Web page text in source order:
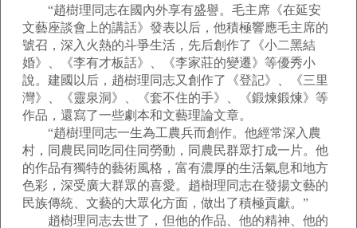
“趙樹理同志在國內外享有盛譽。毛主席《在延安
文藝座談會上的講話》發表以后，他積極響應毛主席的
號召，深入火熱的斗爭生活，先后創作了《小二黑結
婚》、《李有才板話》、《李家莊的變遷》等優秀小
說。建國以后，趙樹理同志又創作了《登記》、《三里
灣》、《靈泉洞》、《套不住的手》、《鍛煉鍛煉》等
作品，還寫了一些劇本和文藝理論文章。
“趙樹理同志一生為工農兵而創作。他經常深入農
村，同農民同吃同住同勞動，同農民群眾打成一片。他
的作品有獨特的藝術風格，富有濃厚的生活氣息和地方
色彩，深受廣大群眾的喜愛。趙樹理同志在發揚文藝的
民族傳統、文藝的大眾化方面，做出了積極貢獻。”
趙樹理同志去世了，但他的作品、他的精神、他的